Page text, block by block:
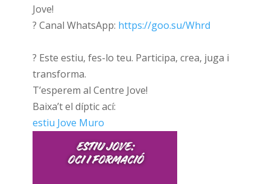
Jove!
? Canal WhatsApp: https://goo.su/Whrd
? Este estiu, fes-lo teu. Participa, crea, juga i
transforma.
T’esperem al Centre Jove!
Baixa’t el díptic ací:
estiu Jove Muro